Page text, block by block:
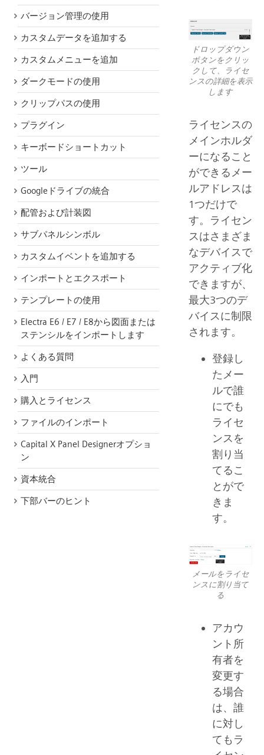
バージョン管理の使用
カスタムデータを追加する
カスタムメニューを追加
ダークモードの使用
クリップパスの使用
プラグイン
キーボードショートカット
ツール
Googleドライブの統合
配管および計装図
サブパネルシンボル
カスタムイベントを追加する
インポートとエクスポート
テンプレートの使用
Electra E6 / E7 / E8から図面または
ステンシルをインポートします
よくある質問
入門
購入とライセンス
ファイルのインポート
Capital X Panel Designerオプショ
ン
資本統合
下部バーのヒント
ドロップダウン
ボタンをクリッ
クして、ライセ
ンスの詳細を表示
します
ライセンスの
メインホルダ
ーになること
ができるメー
ルアドレスは
1つだけで
す。ライセン
スはさまざま
なデバイスで
アクティブ化
できますが、
最大3つのデ
バイスに制限
されます。
登録し
たメー
ルで誰
にでも
ライセ
ンスを
割り当
てるこ
とがで
きま
す。
メールをライセ
ンスに割り当て
る
アカウ
ント所
有者を
変更す
る場合
は、誰
に対し
てもラ